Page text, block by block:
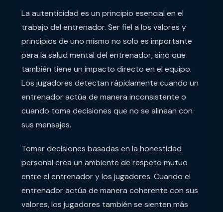
La autenticidad es un principio esencial en el
trabajo del entrenador. Ser fiel a los valores y
principios de uno mismo no solo es importante
para la salud mental del entrenador, sino que
también tiene un impacto directo en el equipo.
Los jugadores detectan rápidamente cuando un
entrenador actúa de manera inconsistente o
cuando toma decisiones que no se alinean con
sus mensajes.
Tomar decisiones basadas en la honestidad
personal crea un ambiente de respeto mutuo
entre el entrenador y los jugadores. Cuando el
entrenador actúa de manera coherente con sus
valores, los jugadores también se sienten más